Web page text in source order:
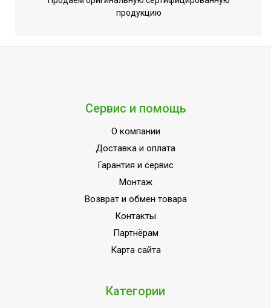
Гарантия 3
A++;Память заданных
работы;Режим
SLEEP;Режим
автоочистки;Режим
обогрева;Режим
осушения;Система
интенсивного
охлаждения
Установка реального
Да
продукцию
Сервис и помощь
О компании
Доставка и оплата
Гарантия и сервис
Монтаж
Возврат и обмен товара
Контакты
Партнёрам
Карта сайта
Категории